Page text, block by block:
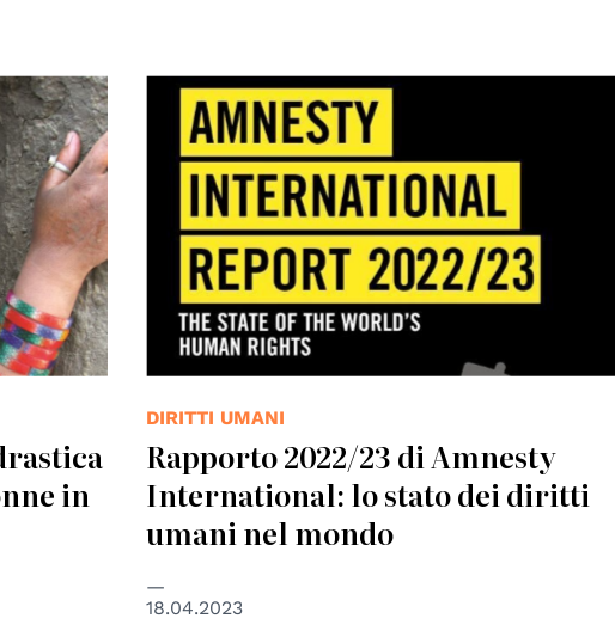
in
DIRITTI UMANI
Rapporto 2022/23 di Amnesty
International: lo stato dei diritti
umani nel mondo
18.04.2023